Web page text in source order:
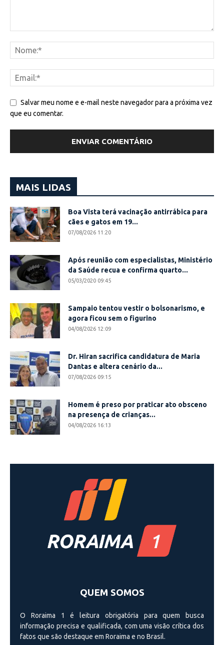
Salvar meu nome e e-mail neste navegador para a próxima vez
que eu comentar.
MAIS LIDAS
Boa Vista terá vacinação antirrábica para
cães e gatos em 19...
07/08/2026 11:20
Após reunião com especialistas, Ministério
da Saúde recua e confirma quarto...
05/03/2020 09:45
Sampaio tentou vestir o bolsonarismo, e
agora ficou sem o figurino
04/08/2026 12:09
Dr. Hiran sacrifica candidatura de Maria
Dantas e altera cenário da...
07/08/2026 09:15
Homem é preso por praticar ato obsceno
na presença de crianças...
04/08/2026 16:13
QUEM SOMOS
O Roraima 1 é leitura obrigatória para quem busca
informação precisa e qualificada, com uma visão crí­tica dos
fatos que são destaque em Roraima e no Brasil.